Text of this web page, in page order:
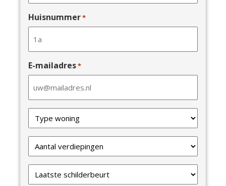
Huisnummer*
E-mailadres*
Type
van
uw
woning
*
Verdiepingen
Laatste
schilderbeurt